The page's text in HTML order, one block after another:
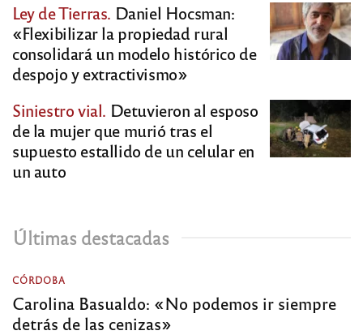
Ley de Tierras. Daniel Hocsman:
«Flexibilizar la propiedad rural
consolidará un modelo histórico de
despojo y extractivismo»
Siniestro vial. Detuvieron al esposo
de la mujer que murió tras el
supuesto estallido de un celular en
un auto
Últimas destacadas
CÓRDOBA
Carolina Basualdo: «No podemos ir siempre
detrás de las cenizas»